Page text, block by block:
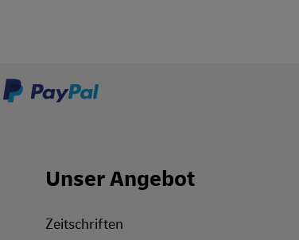
Unser Angebot
Zeitschriften